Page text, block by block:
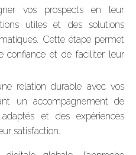
vos prospects en leur
utiles et des solutions
Cette étape permet
confiance et de faciliter leur
relation durable avec vos
un accompagnement de
et des expériences
satisfaction.